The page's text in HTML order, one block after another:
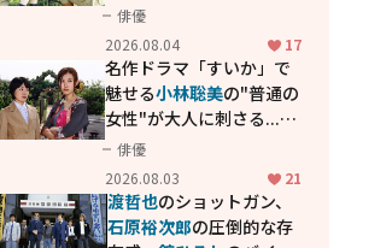
教えてくれた映画「あの
花が咲く丘で、君とまた出
会えたら。」
俳優
2026.08.04
17
名作ドラマ「すいか」で
魅せる小林聡美の"普通の
女性"が大人に刺さる...映
画「かもめ食堂」にも通
じる静かな芝居
俳優
2026.08.03
21
渡哲也のショットガン、
石原裕次郎の圧倒的な存